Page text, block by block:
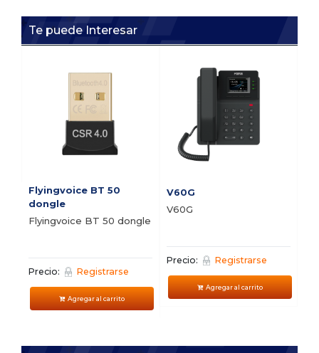
Te puede Interesar
Flyingvoice BT 50
dongle
Flyingvoice BT 50 dongle
Precio: Registrarse
Agregar al carrito
V60G
V60G
Precio: Registrarse
Agregar al carrito